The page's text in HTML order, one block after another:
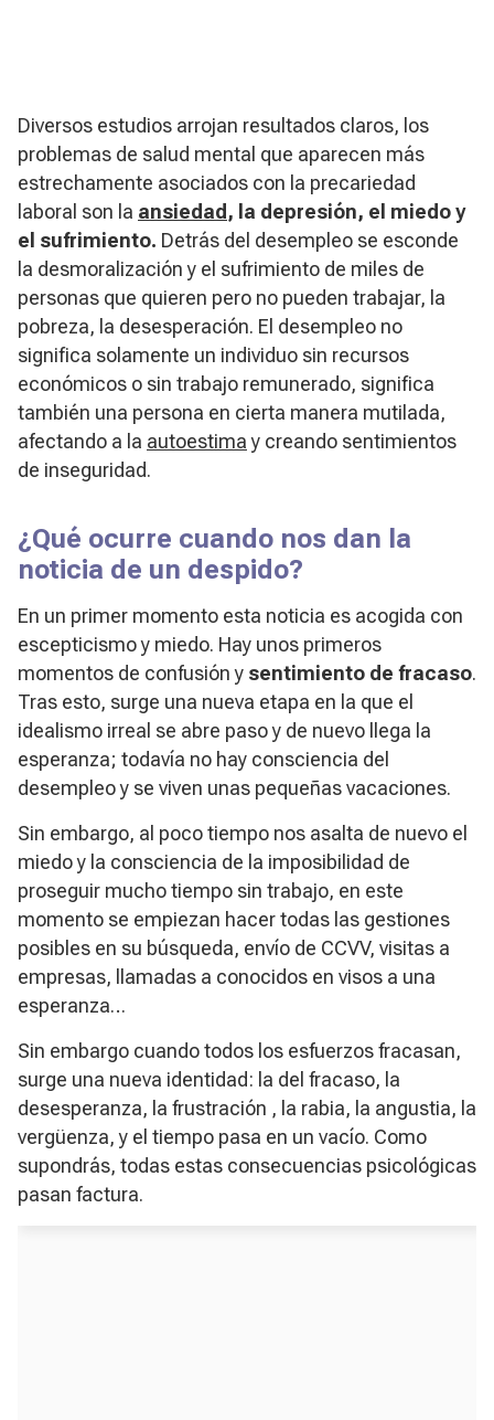
Diversos estudios arrojan resultados claros, los
problemas de salud mental que aparecen más
estrechamente asociados con la precariedad
laboral son la ansiedad , la depresión, el miedo y
el sufrimiento. Detrás del desempleo se esconde
la desmoralización y el sufrimiento de miles de
personas que quieren pero no pueden trabajar, la
pobreza, la desesperación. El desempleo no
significa solamente un individuo sin recursos
económicos o sin trabajo remunerado, significa
también una persona en cierta manera mutilada,
afectando a la autoestimay creando sentimientos
de inseguridad.
¿Qué ocurre cuando nos dan la
noticia de un despido?
En un primer momento esta noticia es acogida con
escepticismo y miedo. Hay unos primeros
momentos de confusión y sentimiento de fracaso.
Tras esto, surge una nueva etapa en la que el
idealismo irreal se abre paso y de nuevo llega la
esperanza; todavía no hay consciencia del
desempleo y se viven unas pequeñas vacaciones.
Sin embargo, al poco tiempo nos asalta de nuevo el
miedo y la consciencia de la imposibilidad de
proseguir mucho tiempo sin trabajo, en este
momento se empiezan hacer todas las gestiones
posibles en su búsqueda, envío de CCVV, visitas a
empresas, llamadas a conocidos en visos a una
esperanza…
Sin embargo cuando todos los esfuerzos fracasan,
surge una nueva identidad: la del fracaso, la
desesperanza, la frustración , la rabia, la angustia, la
vergüenza, y el tiempo pasa en un vacío. Como
supondrás, todas estas consecuencias psicológicas
pasan factura.